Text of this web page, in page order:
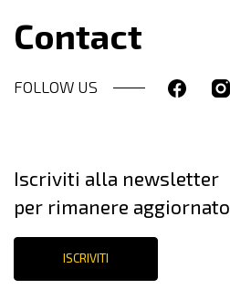
Contact
FOLLOW US
Iscriviti alla newsletter
per rimanere aggiornato
ISCRIVITI